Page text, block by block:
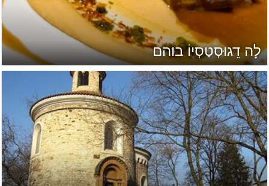
לָה דֵגוּסְטַסְיוֹ בוהם